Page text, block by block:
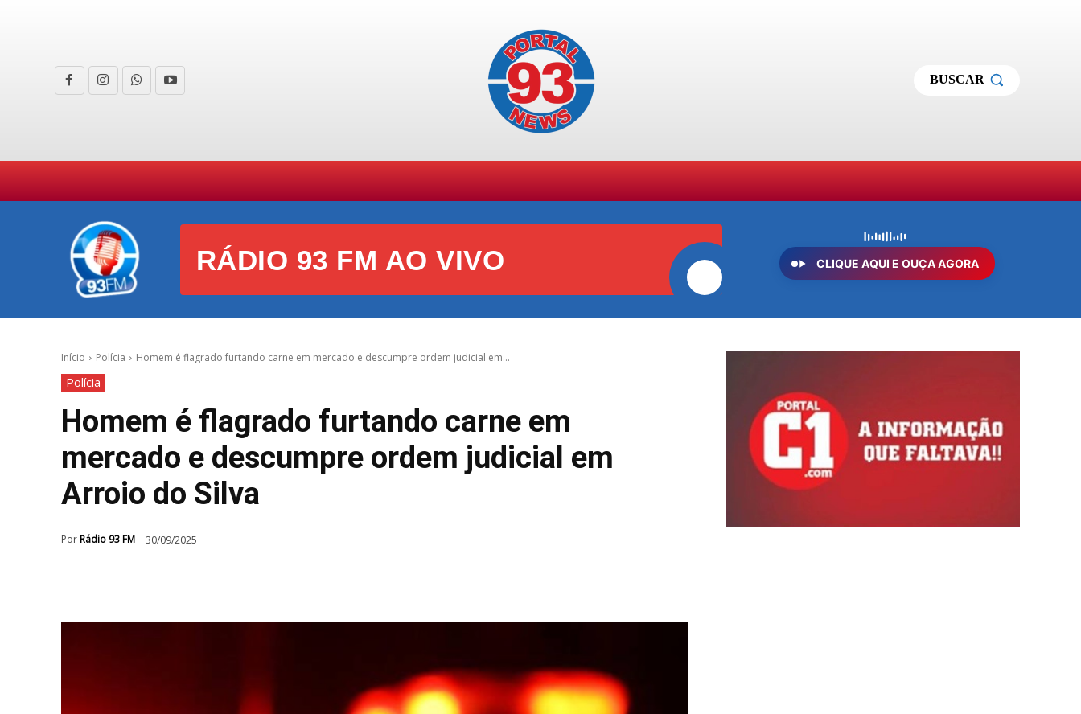
BUSCAR
RÁDIO 93 FM AO VIVO CLIQUE AQUI E OUÇA AGORA
Início Polícia Homem é flagrado furtando carne em mercado e descumpre ordem judicial em...
Polícia
Homem é flagrado furtando carne em
mercado e descumpre ordem judicial em
Arroio do Silva
PorRádio 93 FM 30/09/2025